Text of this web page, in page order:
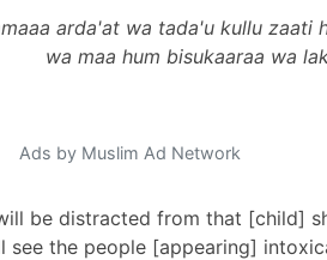
arda'at wa tada'u kullu zaati
wa maa hum bisukaaraa wa
Ads by Muslim Ad Network
be distracted from that [child]
the people [appearing]